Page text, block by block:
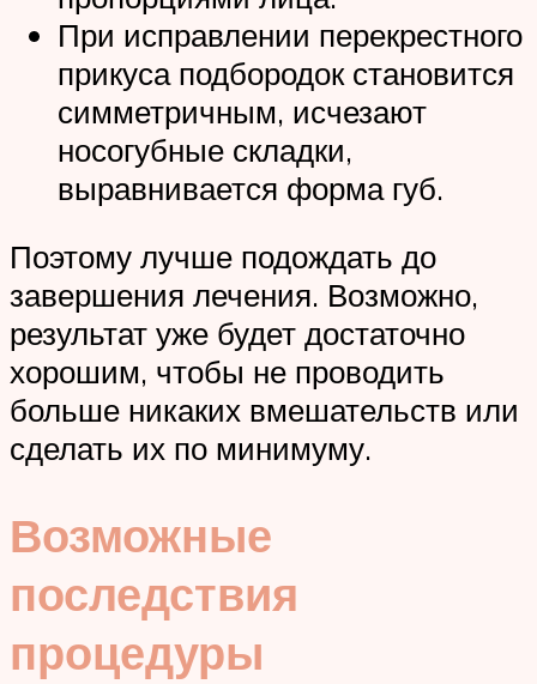
При исправлении перекрестного
прикуса подбородок становится
симметричным, исчезают
носогубные складки,
выравнивается форма губ.
Поэтому лучше подождать до
завершения лечения. Возможно,
результат уже будет достаточно
хорошим, чтобы не проводить
больше никаких вмешательств или
сделать их по минимуму.
Возможные
последствия
процедуры